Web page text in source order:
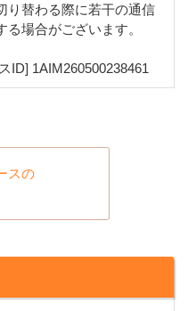
り替わる際に若干の通信
る場合がございます。
ID] 1AIM260500238461
スの